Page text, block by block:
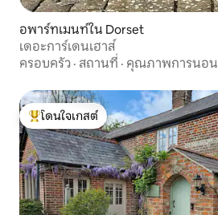
อพาร์ทเมนท์ใน Dorset
เดอะการ์เดนเฮาส์
ครอบครัว · สถานที่ · คุณภาพการนอน
โดนใจเกสต์ที่สุด
โดนใจเกสต์